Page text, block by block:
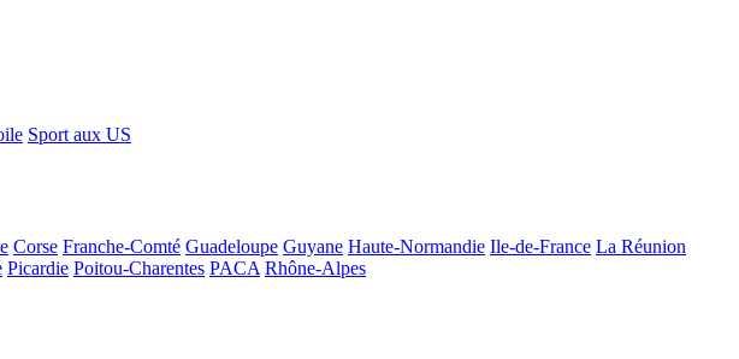
Sport aux US
Corse Franche-Comté Guadeloupe Guyane Haute-Normandie Ile-de-France La Réunion
Picardie Poitou-Charentes PACA Rhône-Alpes